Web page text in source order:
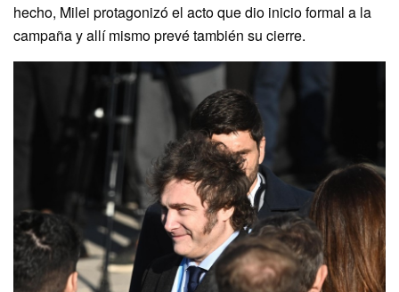
hecho, Milei protagonizó el acto que dio inicio formal a la
campaña y allí mismo prevé también su cierre.